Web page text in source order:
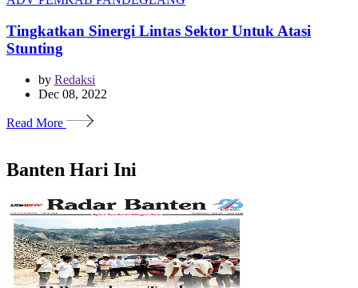
Tingkatkan Sinergi Lintas Sektor Untuk Atasi
Stunting
by Redaksi
Dec 08, 2022
Read More
Banten Hari Ini